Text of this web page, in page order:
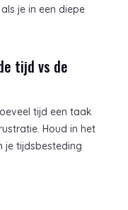
je in een diepe
tijd vs de
tijd een taak
Houd in het
je tijdsbesteding